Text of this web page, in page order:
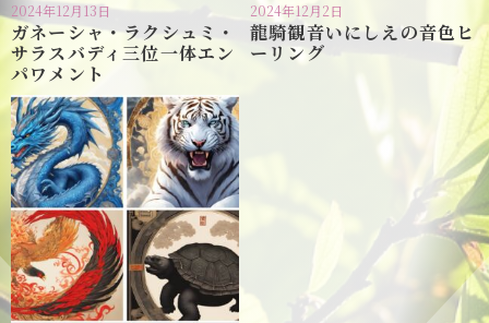
2024年12月13日
ガネーシャ・ラクシュミ・
サラスバディ三位一体エン
パワメント
2024年12月2日
龍騎観音いにしえの音色ヒ
ーリング